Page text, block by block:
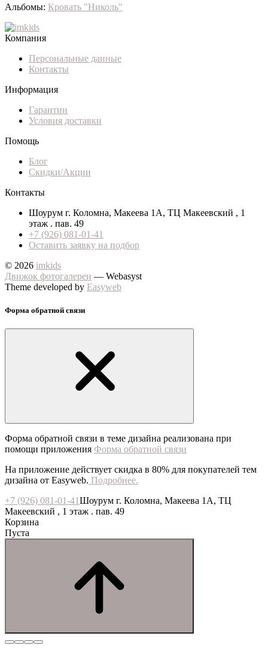
Альбомы: Кровать "Николь"
Компания
Персональные данные
Контакты
Информация
Гарантии
Условия доставки
Помощь
Блог
Скидки/Акции
Контакты
Шоурум г. Коломна, Макеева 1А, ТЦ Макеевский , 1
этаж . пав. 49
+7 (926) 081-01-41
Оставить заявку на подбор
© 2026 imkids
Движок фотогалереи — Webasyst
Theme developed by Easyweb
Форма обратной связи
Форма обратной связи в теме дизайна реализована при
помощи приложения Форма обратной связи
На приложение действует скидка в 80% для покупателей тем
дизайна от Easyweb. Подробнее.
+7 (926) 081-01-41Шоурум г. Коломна, Макеева 1А, ТЦ
Макеевский , 1 этаж . пав. 49
Корзина
Пуста